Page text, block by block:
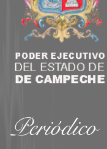
Periódico